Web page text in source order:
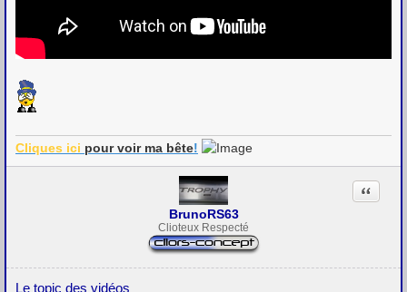
Cliques ici pour voir ma bête!
BrunoRS63
Clioteux Respecté
Le topic des vidéos
Citation